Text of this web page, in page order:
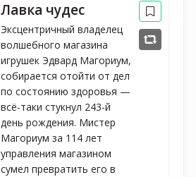
Лавка чудес
Эксцентричный владелец
волшебного магазина
игрушек Эдвард Магориум,
собирается отойти от дел
по состоянию здоровья —
всё-таки стукнул 243-й
день рождения. Мистер
Магориум за 114 лет
управления магазином
сумел превратить его в